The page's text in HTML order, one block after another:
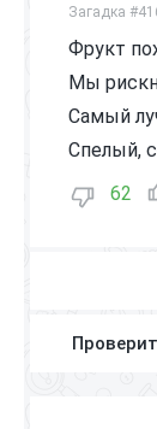
Загадка
Фрукт
Мы
Самый
Спелый,
62